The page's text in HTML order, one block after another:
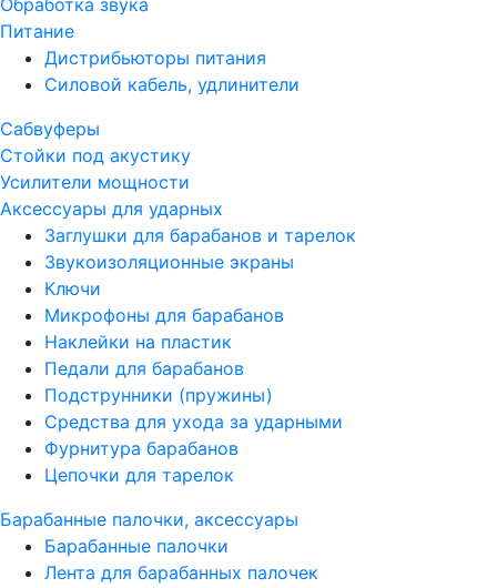
Обработка звука
Питание
Дистрибьюторы питания
Силовой кабель, удлинители
Сабвуферы
Стойки под акустику
Усилители мощности
Аксессуары для ударных
Заглушки для барабанов и тарелок
Звукоизоляционные экраны
Ключи
Микрофоны для барабанов
Наклейки на пластик
Педали для барабанов
Подструнники (пружины)
Средства для ухода за ударными
Фурнитура барабанов
Цепочки для тарелок
Барабанные палочки, аксессуары
Барабанные палочки
Лента для барабанных палочек